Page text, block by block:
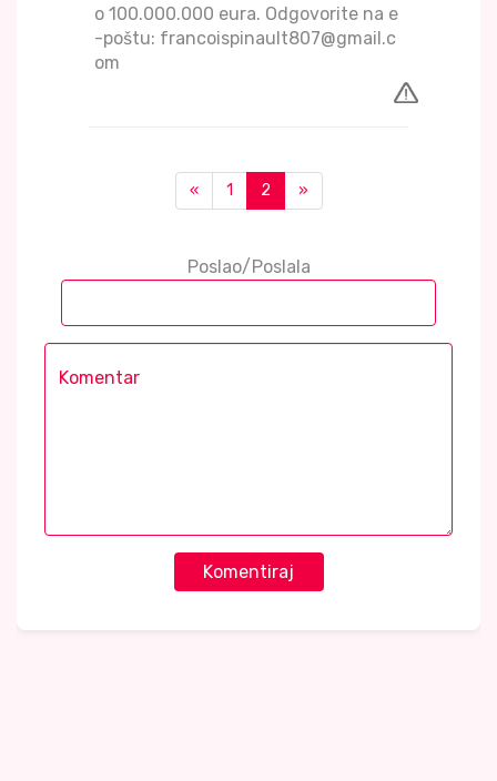
o 100.000.000 eura. Odgovorite na e
-poštu: francoispinault807@gmail.c
om
« 1 2 »
Poslao/Poslala
Komentiraj